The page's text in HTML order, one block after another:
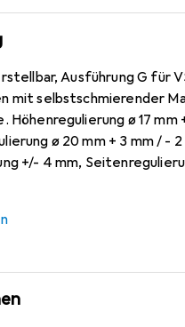
Ausführung G für
mit selbstschmierender
Höhenregulierung ø 17 mm
ø 20 mm + 3 mm / - 2
+/- 4 mm,